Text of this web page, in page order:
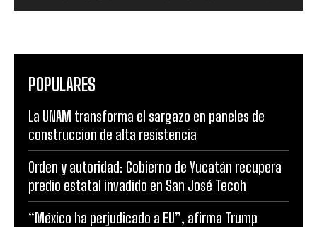
POPULARES
La UNAM transforma el sargazo en paneles de
construccion de alta resistencia
Orden y autoridad: Gobierno de Yucatán recupera
predio estatal invadido en San José Tecoh
“México ha perjudicado a EU”, afirma Trump